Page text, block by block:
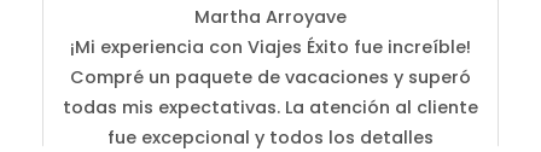
Martha Arroyave
¡Mi experiencia con Viajes Éxito fue increíble!
Compré un paquete de vacaciones y superó
todas mis expectativas. La atención al cliente
fue excepcional y todos los detalles